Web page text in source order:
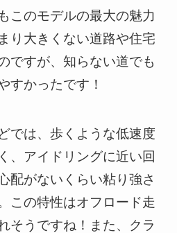
このモデルの最大の魅力
り大きくない道路や住宅
ですが、知らない道でも
すかったです！
では、歩くような低速度
、アイドリングに近い回
配がないくらい粘り強さ
この特性はオフロード走
そうですね！また、クラ